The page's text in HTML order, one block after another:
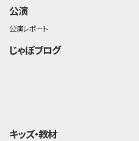
公演
公演レポート
じゃぽブログ
キッズ・教材